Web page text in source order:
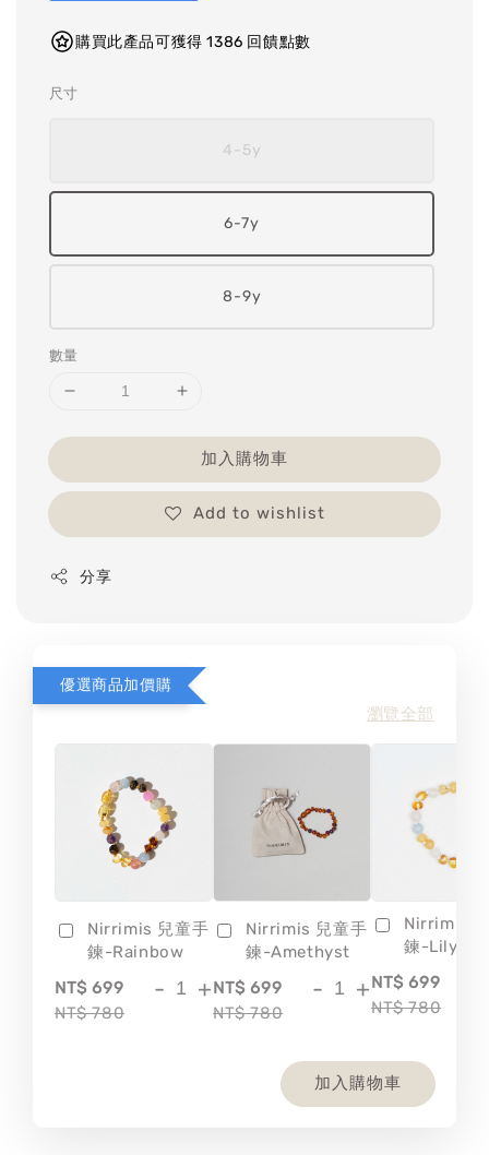
購買此產品可獲得 1386 回饋點數
尺寸
4-5y
6-7y
8-9y
數量
加入購物車
Add to wishlist
分享
優選商品加價購
瀏覽全部
Nirrimis 兒童手
鍊-Rainbow
NT$ 699
NT$ 780
- +
Nirrimis 兒童手
鍊-Amethyst
NT$ 699
NT$ 780
- +
Nirrimis
鍊-Lily
NT$ 699
NT$ 780
加入購物車